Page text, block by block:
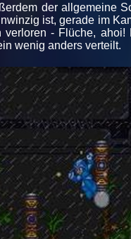
der allgemeine
ist, gerade im
- Flüche,
wenig anders verteilt.